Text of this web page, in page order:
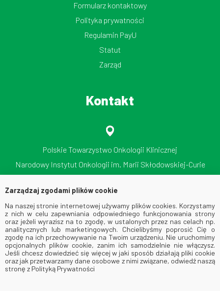
Formularz kontaktowy
Polityka prywatności
Regulamin PayU
Statut
Zarząd
Kontakt
Polskie Towarzystwo Onkologii Klinicznej
Narodowy Instytut Onkologii im. Marii Skłodowskiej-Curie
ul. Roentgena 5, 02-781 Warszawa
tel./faks: 512 606 724
Zarządzaj zgodami plików cookie
Na naszej stronie internetowej używamy plików cookies. Korzystamy
z nich w celu zapewniania odpowiedniego funkcjonowania strony
oraz jeżeli wyrazisz na to zgodę, w ustalonych przez nas celach np.
analitycznych lub marketingowych. Chcielibyśmy poprosić Cię o
zgodę na ich przechowywanie na Twoim urządzeniu. Nie uruchomimy
opcjonalnych plików cookie, zanim ich samodzielnie nie włączysz.
Jeśli chcesz dowiedzieć się więcej w jaki sposób działają pliki cookie
oraz jak przetwarzamy dane osobowe z nimi związane, odwiedź naszą
stronę z Polityką Prywatności